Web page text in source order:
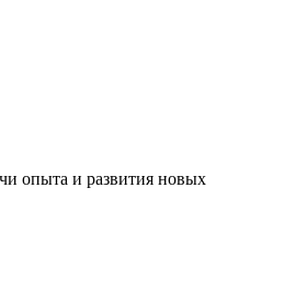
опыта и развития новых